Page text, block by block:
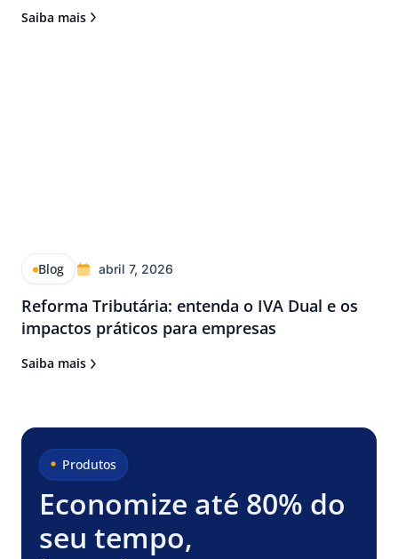
Saiba mais
Blog abril 7, 2026
Reforma Tributária: entenda o IVA Dual e os
impactos práticos para empresas
Saiba mais
Produtos
Economize até 80% do
seu tempo,